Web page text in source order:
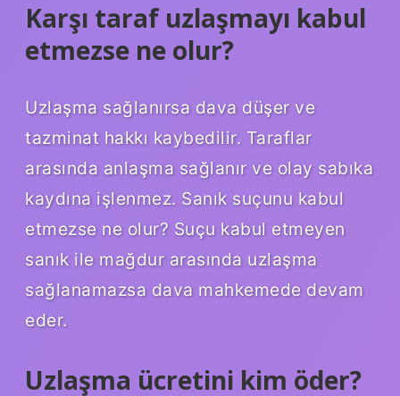
Karşı taraf uzlaşmayı kabul
etmezse ne olur?
Uzlaşma sağlanırsa dava düşer ve
tazminat hakkı kaybedilir. Taraflar
arasında anlaşma sağlanır ve olay sabıka
kaydına işlenmez. Sanık suçunu kabul
etmezse ne olur? Suçu kabul etmeyen
sanık ile mağdur arasında uzlaşma
sağlanamazsa dava mahkemede devam
eder.
Uzlaşma ücretini kim öder?